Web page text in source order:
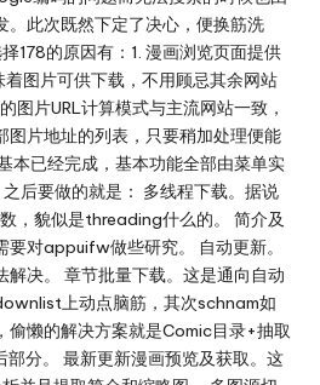
。此次既然下定了决心，便换筋洗
178的原因有：1. 漫画浏览页面提供
着图片可供下载，不用顾忌其余网站
图片URL计算模式与主流网站一致，
图片地址的列表，只要稍加处理便能
本已经完成，基本功能全部由菜单实
后要做的就是： 多线程下载。据说
，貌似是threading什么的。 简介及
对appuifw做些研究。 自动更新。
解决。 章节批量下载。这是通向自动
上动点脑筋，其次schnam如
偷懒的解决方案就是Comic目录+抽取
部分。 最新更新漫画预览及获取。这